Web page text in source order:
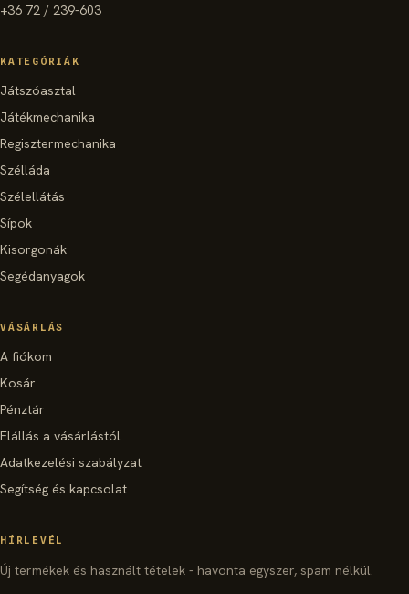
+36 72 / 239-603
KATEGÓRIÁK
Játszóasztal
Játékmechanika
Regisztermechanika
Szélláda
Szélellátás
Sípok
Kisorgonák
Segédanyagok
VÁSÁRLÁS
A fiókom
Kosár
Pénztár
Elállás a vásárlástól
Adatkezelési szabályzat
Segítség és kapcsolat
HÍRLEVÉL
Új termékek és használt tételek - havonta egyszer, spam nélkül.